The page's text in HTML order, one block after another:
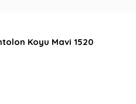
Koyu Mavi 1520